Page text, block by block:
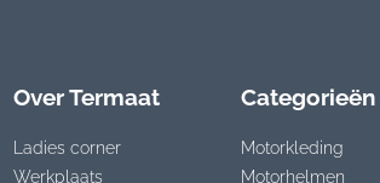
Over Termaat
Ladies corner
Werkplaats
Categorieën
Motorkleding
Motorhelmen